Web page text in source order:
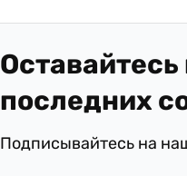
Оставайтесь
последних
Подписывайтесь на